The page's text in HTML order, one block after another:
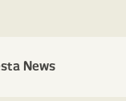
News